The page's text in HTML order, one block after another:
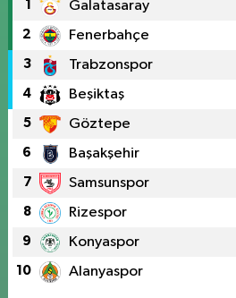
1 Galatasaray
2 Fenerbahçe
3 Trabzonspor
4 Beşiktaş
5 Göztepe
6 Başakşehir
7 Samsunspor
8 Rizespor
9 Konyaspor
10 Alanyaspor